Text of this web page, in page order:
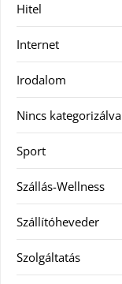
Hitel
Internet
Irodalom
Nincs kategorizálva
Sport
Szállás-Wellness
Szállítóheveder
Szolgáltatás